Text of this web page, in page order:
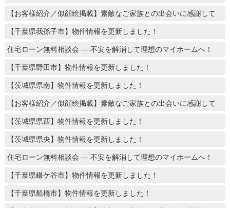
【お客様紹介／似顔絵掲載】素敵なご家族との出会いに感謝して
【千葉県我孫子市】物件情報を更新しました！
住宅ローン無料相談会 ― 不安を解消して理想のマイホームへ！
【千葉県野田市】物件情報を更新しました！
【茨城県県南】物件情報を更新しました！
【お客様紹介／似顔絵掲載】素敵なご家族との出会いに感謝して
【茨城県県西】物件情報を更新しました！
【茨城県県央】物件情報を更新しました！
住宅ローン無料相談会 ― 不安を解消して理想のマイホームへ！
【千葉県鎌ケ谷市】物件情報を更新しました！
【千葉県船橋市】物件情報を更新しました！